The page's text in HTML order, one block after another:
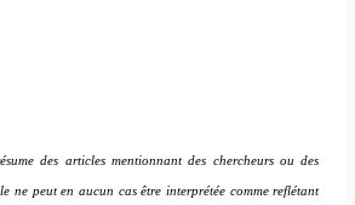
des articles mentionnant des chercheurs ou des
ne peut en aucun cas être interprétée comme reflétant